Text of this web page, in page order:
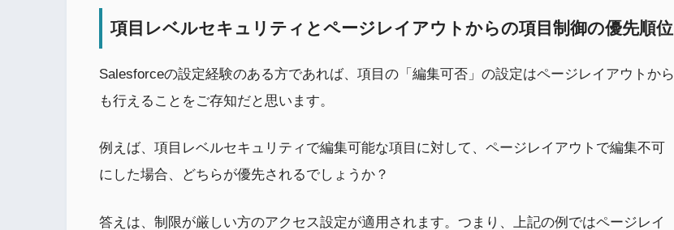
項目レベルセキュリティとページレイアウトからの項目制御の優先順位
Salesforceの設定経験のある方であれば、項目の「編集可否」の設定はページレイアウトから
も行えることをご存知だと思います。
例えば、項目レベルセキュリティで編集可能な項目に対して、ページレイアウトで編集不可
にした場合、どちらが優先されるでしょうか？
答えは、制限が厳しい方のアクセス設定が適用されます。つまり、上記の例ではページレイ